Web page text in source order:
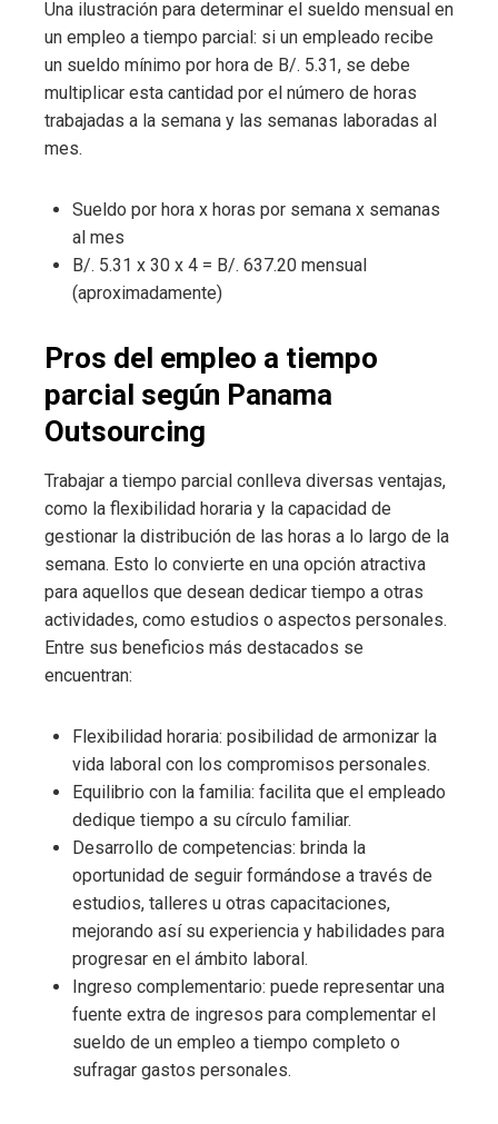
Una ilustración para determinar el sueldo mensual en
un empleo a tiempo parcial: si un empleado recibe
un sueldo mínimo por hora de B/. 5.31, se debe
multiplicar esta cantidad por el número de horas
trabajadas a la semana y las semanas laboradas al
mes.
Sueldo por hora x horas por semana x semanas
al mes
B/. 5.31 x 30 x 4 = B/. 637.20 mensual
(aproximadamente)
Pros del empleo a tiempo
parcial según Panama
Outsourcing
Trabajar a tiempo parcial conlleva diversas ventajas,
como la flexibilidad horaria y la capacidad de
gestionar la distribución de las horas a lo largo de la
semana. Esto lo convierte en una opción atractiva
para aquellos que desean dedicar tiempo a otras
actividades, como estudios o aspectos personales.
Entre sus beneficios más destacados se
encuentran:
Flexibilidad horaria: posibilidad de armonizar la
vida laboral con los compromisos personales.
Equilibrio con la familia: facilita que el empleado
dedique tiempo a su círculo familiar.
Desarrollo de competencias: brinda la
oportunidad de seguir formándose a través de
estudios, talleres u otras capacitaciones,
mejorando así su experiencia y habilidades para
progresar en el ámbito laboral.
Ingreso complementario: puede representar una
fuente extra de ingresos para complementar el
sueldo de un empleo a tiempo completo o
sufragar gastos personales.